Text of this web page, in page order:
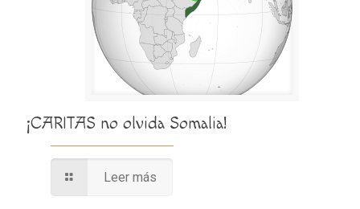
¡CARITAS no olvida Somalia!
Leer más